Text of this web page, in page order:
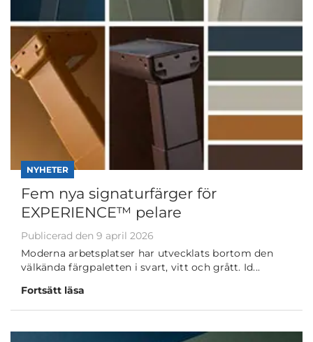
NYHETER
Fem nya signaturfärger för
EXPERIENCE™ pelare
Publicerad den 9 april 2026
Moderna arbetsplatser har utvecklats bortom den
välkända färgpaletten i svart, vitt och grått. Id...
Fortsätt läsa